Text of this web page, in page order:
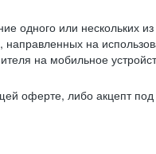
одного или нескольких
на
на мобильное
оферте, либо акцепт под